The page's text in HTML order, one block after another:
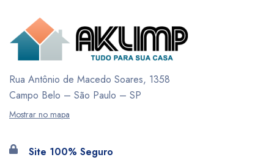
Rua Antônio de Macedo Soares, 1358
Campo Belo – São Paulo – SP
Mostrar no mapa
Site 100% Seguro